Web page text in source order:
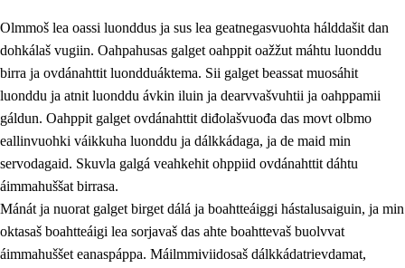
1. Oahpahusa árvovuođđu
1.1 Olmmošárvu
1.2 Identitehta ja kultuvrralaš girjáivuohta
1.3 Kritihkalaš jurddašeapmi ja ehtalaš diđolašvuohta
Olmmoš lea oassi luonddus ja sus lea geatnegasvuohta hálddašit dan
dohkálaš vugiin. Oahpahusas galget oahppit oažžut máhtu luonddu
birra ja ovdánahttit luondduáktema. Sii galget beassat muosáhit
luonddu ja atnit luonddu ávkin iluin ja dearvvašvuhtii ja oahppamii
gáldun. Oahppit galget ovdánahttit diđolašvuođa das movt olbmo
eallinvuohki váikkuha luonddu ja dálkkádaga, ja de maid min
servodagaid. Skuvla galgá veahkehit ohppiid ovdánahttit dáhtu
áimmahuššat birrasa.
Mánát ja nuorat galget birget dálá ja boahtteáiggi hástalusaiguin, ja min
oktasaš boahtteáigi lea sorjavaš das ahte boahttevaš buolvvat
áimmahuššet eanaspáppa. Máilmmiviidosaš dálkkádatrievdamat,